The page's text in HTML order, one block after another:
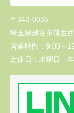
〒343-0835
埼玉県越谷市蒲生
営業時間： 9:00～
定休日： 水曜日